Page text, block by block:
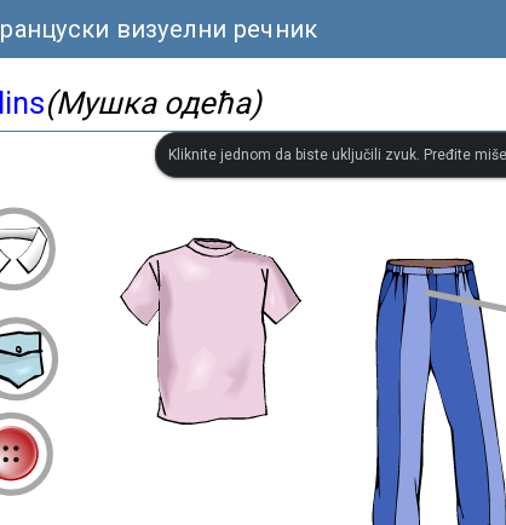
визуелни речник
(Мушка одећа)
Kliknite jednom da biste uključili zvuk. Pređite